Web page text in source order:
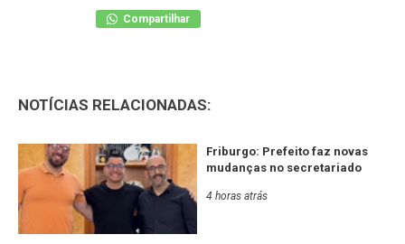
Compartilhar
NOTÍCIAS RELACIONADAS:
Friburgo: Prefeito faz novas
mudanças no secretariado
4 horas atrás